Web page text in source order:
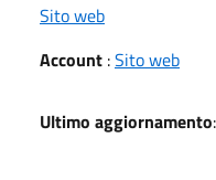
Sito web
Account :Sito web
Ultimo aggiornamento